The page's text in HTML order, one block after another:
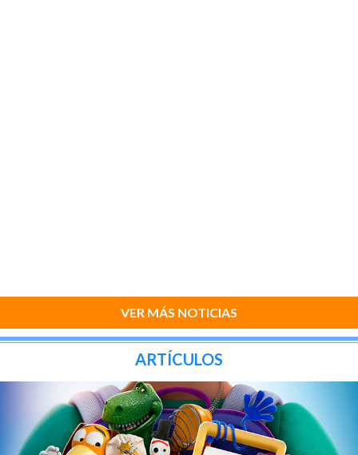
VER MÁS NOTICIAS
ARTÍCULOS